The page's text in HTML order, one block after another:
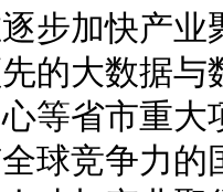
步加快产
的大数据
等省市重
球竞争力